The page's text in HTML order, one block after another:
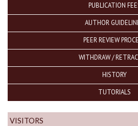
PUBLICATION
AUTHOR
PEER REVIEW
WITHDRAW /
HISTORY
TUTORIALS
VISITORS